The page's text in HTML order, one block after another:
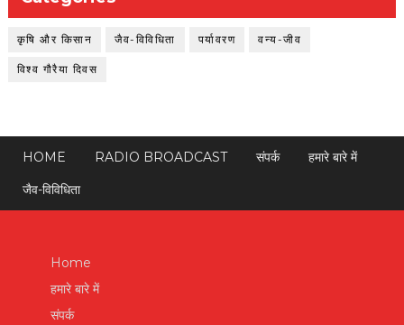
कृषि और किसान जैव-विविधिता पर्यावरण वन्य-जीव
विश्व गौरैया दिवस
HOME RADIO BROADCAST संपर्क
हमारे बारे में
जैव-विविधिता
Home
हमारे बारे में
संपर्क